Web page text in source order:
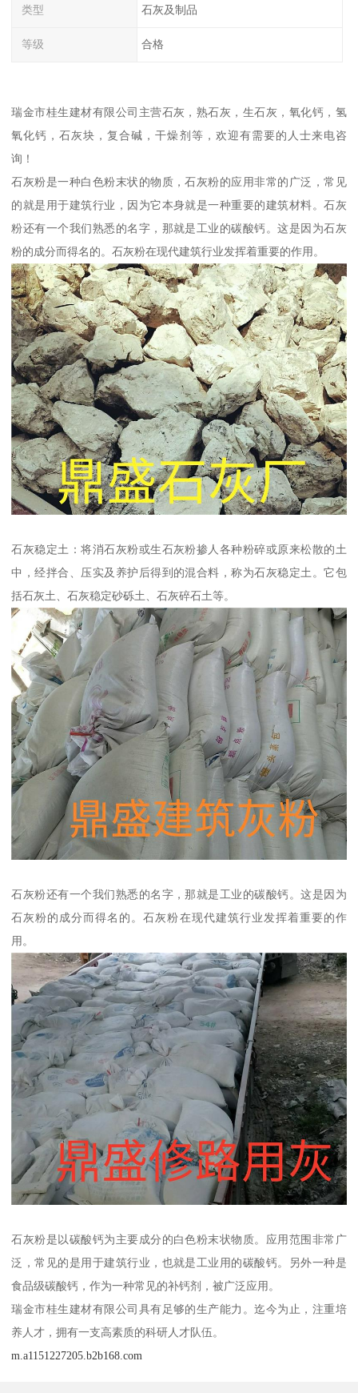
类型 石灰及制品
等级 合格
瑞金市桂生建材有限公司主营石灰，熟石灰，生石灰，氧化钙，氢
氧化钙，石灰块，复合碱，干燥剂等，欢迎有需要的人士来电咨
询！
石灰粉是一种白色粉末状的物质，石灰粉的应用非常的广泛，常见
的就是用于建筑行业，因为它本身就是一种重要的建筑材料。石灰
粉还有一个我们熟悉的名字，那就是工业的碳酸钙。这是因为石灰
粉的成分而得名的。石灰粉在现代建筑行业发挥着重要的作用。
石灰稳定土：将消石灰粉或生石灰粉掺人各种粉碎或原来松散的土
中，经拌合、压实及养护后得到的混合料，称为石灰稳定土。它包
括石灰土、石灰稳定砂砾土、石灰碎石土等。
石灰粉还有一个我们熟悉的名字，那就是工业的碳酸钙。这是因为
石灰粉的成分而得名的。石灰粉在现代建筑行业发挥着重要的作
用。
石灰粉是以碳酸钙为主要成分的白色粉末状物质。应用范围非常广
泛，常见的是用于建筑行业，也就是工业用的碳酸钙。另外一种是
食品级碳酸钙，作为一种常见的补钙剂，被广泛应用。
瑞金市桂生建材有限公司具有足够的生产能力。迄今为止，注重培
养人才，拥有一支高素质的科研人才队伍。
m.a1151227205.b2b168.com